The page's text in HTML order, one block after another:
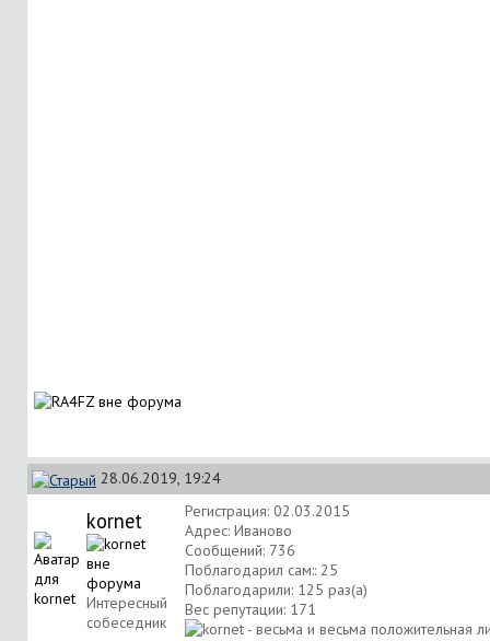
28.06.2019, 19:24
kornet
Интересный
собеседник
Регистрация: 02.03.2015
Адрес: Иваново
Сообщений: 736
Поблагодарил сам:: 25
Поблагодарили: 125 раз(а)
Вес репутации: 171